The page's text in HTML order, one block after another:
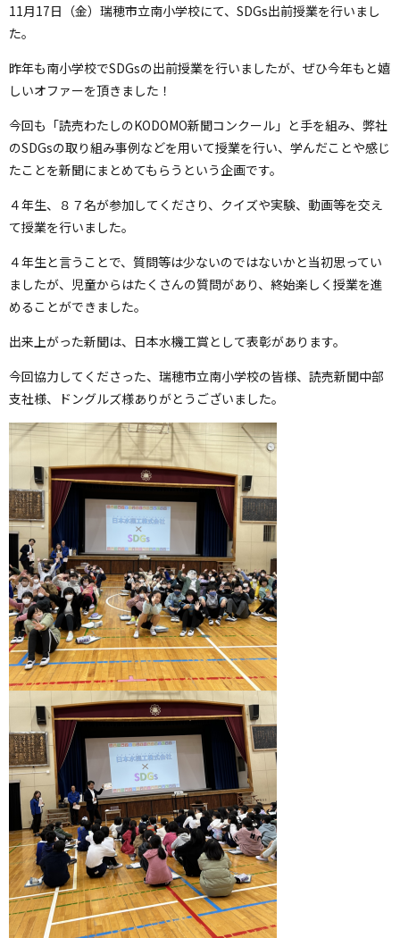
11月17日（金）瑞穂市立南小学校にて、SDGs出前授業を行いまし
た。
昨年も南小学校でSDGsの出前授業を行いましたが、ぜひ今年もと嬉
しいオファーを頂きました！
今回も「読売わたしのKODOMO新聞コンクール」と手を組み、弊社
のSDGsの取り組み事例などを用いて授業を行い、学んだことや感じ
たことを新聞にまとめてもらうという企画です。
４年生、８７名が参加してくださり、クイズや実験、動画等を交え
て授業を行いました。
４年生と言うことで、質問等は少ないのではないかと当初思ってい
ましたが、児童からはたくさんの質問があり、終始楽しく授業を進
めることができました。
出来上がった新聞は、日本水機工賞として表彰があります。
今回協力してくださった、瑞穂市立南小学校の皆様、読売新聞中部
支社様、ドングルズ様ありがとうございました。